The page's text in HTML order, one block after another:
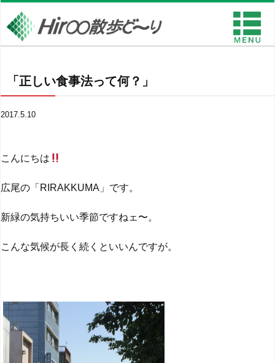
「正しい食事法って何？」
2017.5.10
こんにちは
広尾の「RIRAKKUMA」です。
新緑の気持ちいい季節ですねェ〜。
こんな気候が長く続くといいんですが。